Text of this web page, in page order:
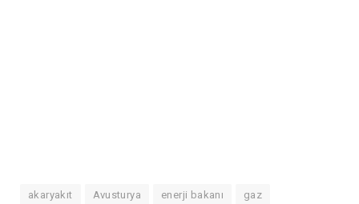
akaryakıt Avusturya enerji bakanı gaz